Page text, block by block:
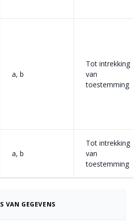
a, b
Tot intrekking
van
toestemming
a, b
Tot intrekking
van
toestemming
VAN GEGEVENS